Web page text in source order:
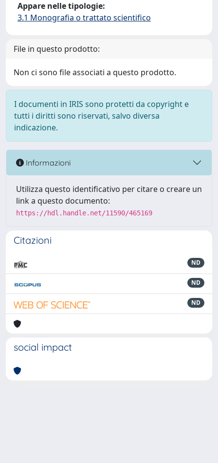
Appare nelle tipologie:
3.1 Monografia o trattato scientifico
File in questo prodotto:
Non ci sono file associati a questo prodotto.
I documenti in IRIS sono protetti da copyright e
tutti i diritti sono riservati, salvo diversa
indicazione.
Informazioni
Utilizza questo identificativo per citare o creare un
link a questo documento:
https://hdl.handle.net/11590/465169
Citazioni
ND
ND
ND
social impact